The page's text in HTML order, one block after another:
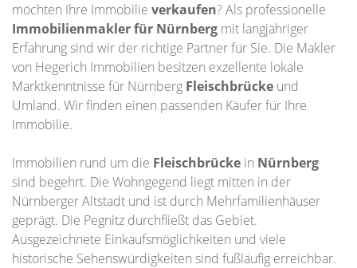
möchten Ihre Immobilie verkaufen? Als professionelle
Immobilienmakler für Nürnberg mit langjähriger
Erfahrung sind wir der richtige Partner für Sie. Die Makler
von Hegerich Immobilien besitzen exzellente lokale
Marktkenntnisse für Nürnberg Fleischbrücke und
Umland. Wir finden einen passenden Käufer für Ihre
Immobilie.
Immobilien rund um die Fleischbrücke in Nürnberg
sind begehrt. Die Wohngegend liegt mitten in der
Nürnberger Altstadt und ist durch Mehrfamilienhäuser
geprägt. Die Pegnitz durchfließt das Gebiet.
Ausgezeichnete Einkaufsmöglichkeiten und viele
historische Sehenswürdigkeiten sind fußläufig erreichbar.